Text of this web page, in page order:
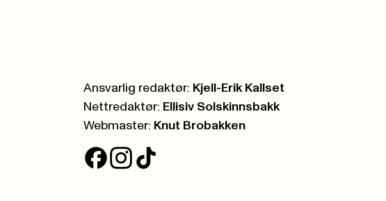
Ansvarlig redaktør: Kjell-Erik Kallset
Nettredaktør: Ellisiv Solskinnsbakk
Webmaster: Knut Brobakken